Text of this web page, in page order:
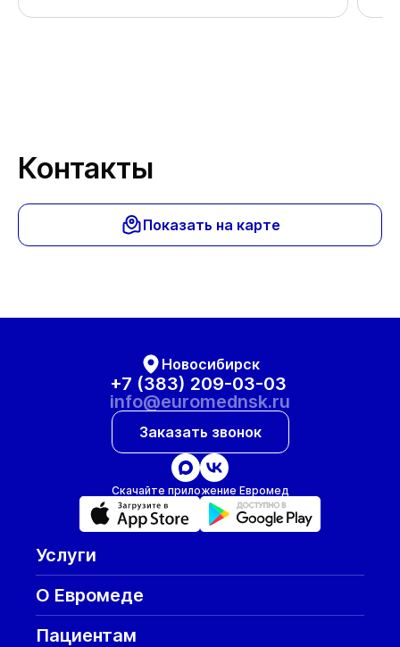
Контакты
Показать на карте
Новосибирск
+7 (383) 209-03-03
info@euromednsk.ru
Заказать звонок
Скачайте приложение Евромед
Услуги
О Евромеде
Пациентам